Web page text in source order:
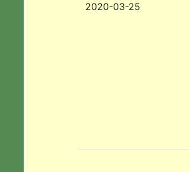
2020-03-25